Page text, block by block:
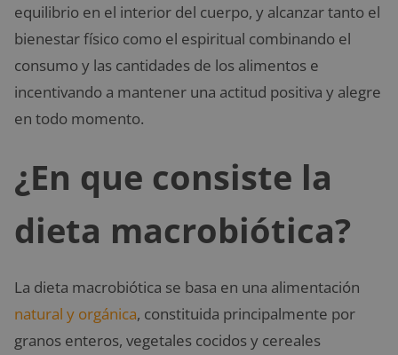
equilibrio en el interior del cuerpo, y alcanzar tanto el
bienestar físico como el espiritual combinando el
consumo y las cantidades de los alimentos e
incentivando a mantener una actitud positiva y alegre
en todo momento.
¿En que consiste la
dieta macrobiótica?
La dieta macrobiótica se basa en una alimentación
natural y orgánica, constituida principalmente por
granos enteros, vegetales cocidos y cereales